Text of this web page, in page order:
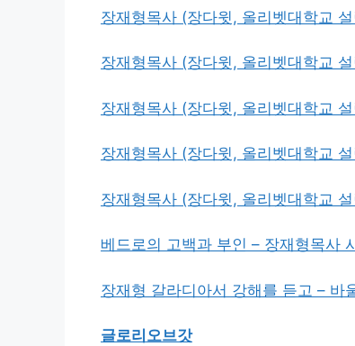
장재형목사 (장다윗, 올리벳대학교
장재형목사 (장다윗, 올리벳대학교
장재형목사 (장다윗, 올리벳대학교
장재형목사 (장다윗, 올리벳대학교
장재형목사 (장다윗, 올리벳대학교
베드로의 고백과 부인 – 장재형목사
장재형 갈라디아서 강해를 듣고 – 바
글로리오브갓